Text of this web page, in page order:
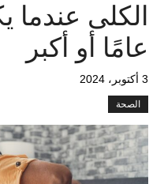
عامًا أو أكبر
3 أكتوبر، 2024
الصحة